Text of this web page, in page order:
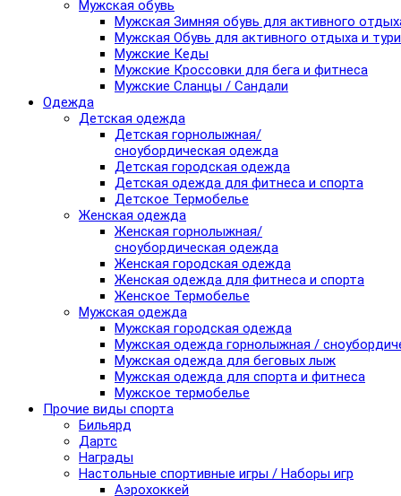
Мужская обувь
Мужская Зимняя обувь для активного
Мужская Обувь для активного отдыха и
Мужские Кеды
Мужские Кроссовки для бега и фитнеса
Мужские Сланцы / Сандали
Одежда
Детская одежда
Детская горнолыжная/
сноубордическая одежда
Детская городская одежда
Детская одежда для фитнеса и спорта
Детское Термобелье
Женская одежда
Женская горнолыжная/
сноубордическая одежда
Женская городская одежда
Женская одежда для фитнеса и спорта
Женское Термобелье
Мужская одежда
Мужская городская одежда
Мужская одежда горнолыжная /
Мужская одежда для беговых лыж
Мужская одежда для спорта и фитнеса
Мужское термобелье
Прочие виды спорта
Бильярд
Дартс
Награды
Настольные спортивные игры / Наборы игр
Аэрохоккей